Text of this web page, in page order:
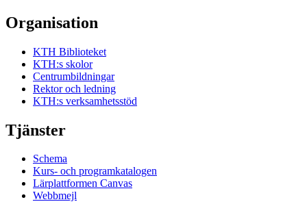
Organisation
KTH Biblioteket
KTH:s skolor
Centrumbildningar
Rektor och ledning
KTH:s verksamhetsstöd
Tjänster
Schema
Kurs- och programkatalogen
Lärplattformen Canvas
Webbmejl